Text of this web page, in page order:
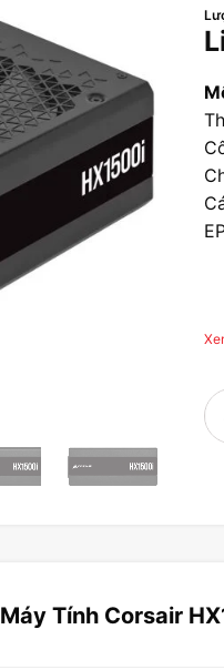
Add to
wishlist
Tính Corsair